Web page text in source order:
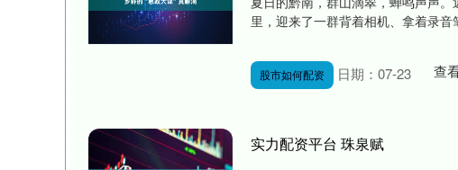
里，迎来了一群背着相机、拿着录
股市如何配资 日期：07-23 查
实力配资平台 珠泉赋